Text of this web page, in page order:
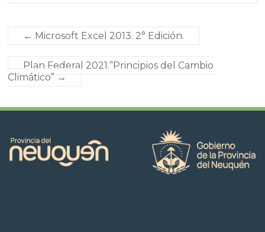
← Microsoft Excel 2013. 2° Edición.
Plan Federal 2021.”Principios del Cambio
Climático” →